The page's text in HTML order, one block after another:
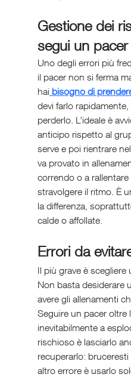
Gestione dei
segui un pacer
Uno degli errori più
il pacer non si ferma
hai bisogno di
devi farlo
perderlo. L’ideale è
anticipo rispetto al
serve e poi rientrare
va provato in
correndo o a
stravolgere il ritmo. È
la differenza,
calde o affollate.
Errori da
Il più grave è scegliere
Non basta desiderare
avere gli allenamenti
Seguire un pacer
inevitabilmente a
rischioso è lasciarlo
recuperarlo:
altro errore è usarlo